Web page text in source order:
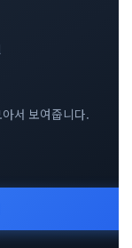
서 보여줍니다.